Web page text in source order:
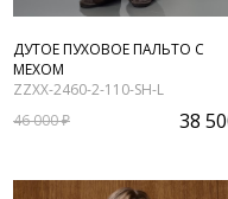
ДУТОЕ ПУХОВОЕ ПАЛЬТО С
МЕХОМ
ZZXX-2460-2-110-SH-L
46 000 ₽
38